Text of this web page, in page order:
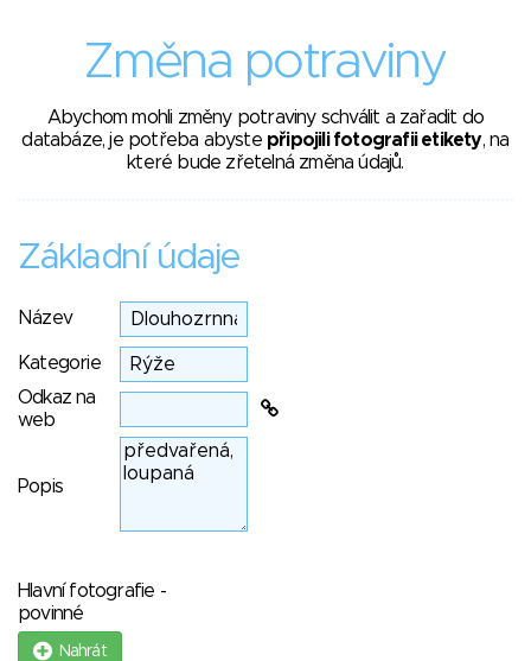
Změna potraviny
Abychom mohli změny potraviny schválit a zařadit do
databáze, je potřeba abyste připojili fotografii etikety, na
které bude zřetelná změna údajů.
Základní údaje
Název
Kategorie
Odkaz na
web
Popis
Hlavní fotografie -
povinné
Nahrát